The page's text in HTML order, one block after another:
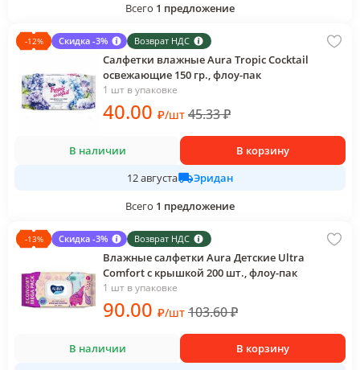
Всего 1 предложение
-12% Скидка -3% Возврат НДС
Салфетки влажные Aura Tropic Cocktail
освежающие 150 гр., флоу-пак
1 шт в упаковке
40.00 ₽/шт 45.33₽
В наличии
В корзину
12 августа
Эридан
Всего 1 предложение
-13% Скидка -3% Возврат НДС
Влажные салфетки Aura Детские Ultra
Comfort с крышкой 200 шт., флоу-пак
1 шт в упаковке
90.00 ₽/шт 103.60₽
В наличии
В корзину